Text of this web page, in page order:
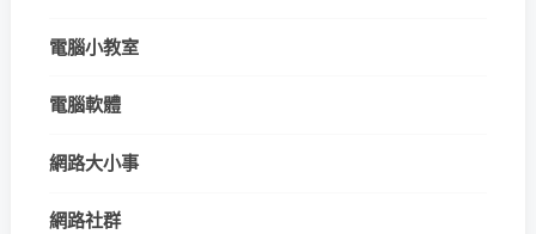
電腦小教室
電腦軟體
網路大小事
網路社群